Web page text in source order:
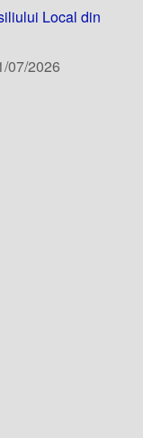
Local din
07/2026